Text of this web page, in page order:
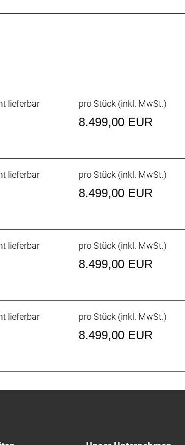
für langhubige Variosattelstützen,
die Feinabstimmung, wie die Federung
vermittelt dir in kritischen Situationen mehr
ZS Steuersatz, verstellbares
austauschbare untere
anpassbar
4-Kolben-Scheibenbremse // SRAM
lieferbar pro Stück (inkl. MwSt.)
8.499,00 EUR
lieferbar pro Stück (inkl. MwSt.)
8.499,00 EUR
lieferbar pro Stück (inkl. MwSt.)
8.499,00 EUR
lieferbar pro Stück (inkl. MwSt.)
8.499,00 EUR